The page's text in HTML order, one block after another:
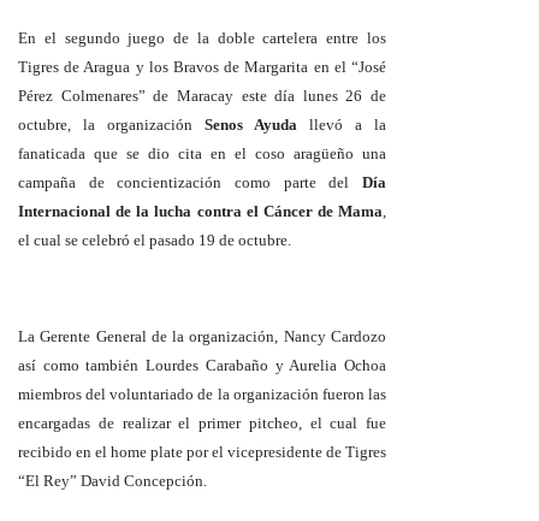
En el segundo juego de la doble cartelera entre los
Tigres de Aragua y los Bravos de Margarita en el “José
Pérez Colmenares” de Maracay este día lunes 26 de
octubre, la organización Senos Ayuda llevó a la
fanaticada que se dio cita en el coso aragüeño una
campaña de concientización como parte del Día
Internacional de la lucha contra el Cáncer de Mama
el cual se celebró el pasado 19 de octubre.
La Gerente General de la organización, Nancy Cardozo
así como también Lourdes Carabaño y Aurelia Ochoa
miembros del voluntariado de la organización fueron las
encargadas de realizar el primer pitcheo, el cual fue
recibido en el home plate por el vicepresidente de Tigres
“El Rey” David Concepción.